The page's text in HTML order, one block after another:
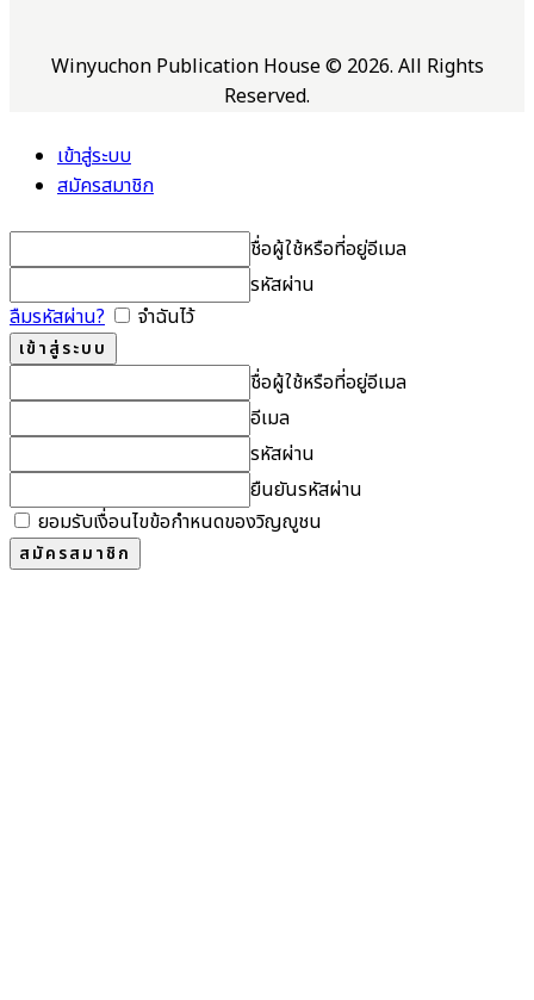
Winyuchon Publication House © 2026. All Rights
Reserved.
เข้าสู่ระบบ
สมัครสมาชิก
ชื่อผู้ใช้หรือที่อยู่อีเมล
รหัสผ่าน
ลืมรหัสผ่าน?
จำฉันไว้
ชื่อผู้ใช้หรือที่อยู่อีเมล
อีเมล
รหัสผ่าน
ยืนยันรหัสผ่าน
ยอมรับเงื่อนไขข้อกำหนดของวิญญูชน